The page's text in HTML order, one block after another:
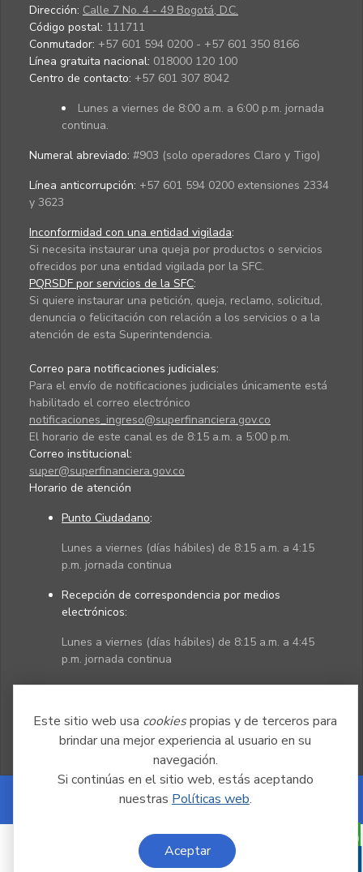
Este sitio web usa cookiespropias y de terceros para
brindar una mejor experiencia al usuario en su
navegación.
Si continúas en el sitio web, estás aceptando
nuestras Políticas web.
Aceptar
Dirección: Calle 7 No. 4 - 49 Bogotá, D.C.
Código postal: 111711
Conmutador: +57 601 594 0200 - +57 601 350 8166
Línea gratuita nacional: 018000 120 100
Centro de contacto: +57 601 307 8042
Lunes a viernes de 8:00 a.m. a 6:00 p.m. jornada
continua.
Numeral abreviado: #903 (solo operadores Claro y Tigo)
Línea anticorrupción: +57 601 594 0200 extensiones 2334
y 3623
Inconformidad con una entidad vigilada:
Si necesita instaurar una queja por productos o servicios
ofrecidos por una entidad vigilada por la SFC.
PQRSDF por servicios de la SFC:
Si quiere instaurar una petición, queja, reclamo, solicitud,
denuncia o felicitación con relación a los servicios o a la
atención de esta Superintendencia.
Correo para notificaciones judiciales:
Para el envío de notificaciones judiciales únicamente está
habilitado el correo electrónico
notificaciones_ingreso@superfinanciera.gov.co
El horario de este canal es de 8:15 a.m. a 5:00 p.m.
Correo institucional:
super@superfinanciera.gov.co
Horario de atención
Punto Ciudadano:
Lunes a viernes (días hábiles) de 8:15 a.m. a 4:15
p.m. jornada continua
Recepción de correspondencia por medios
electrónicos:
Lunes a viernes (días hábiles) de 8:15 a.m. a 4:45
p.m. jornada continua
Powered by Nexura